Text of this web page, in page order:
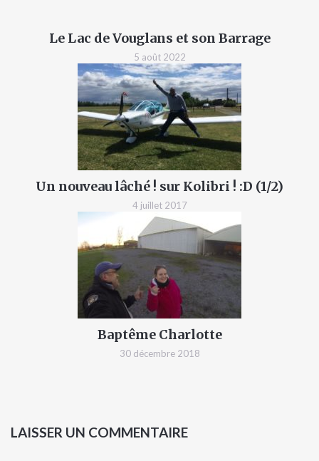
Le Lac de Vouglans et son Barrage
5 août 2022
Un nouveau lâché ! sur Kolibri ! :D (1/2)
4 juillet 2017
Baptême Charlotte
30 décembre 2018
LAISSER UN COMMENTAIRE